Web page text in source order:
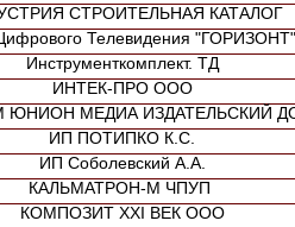
СТРОИТЕЛЬНАЯ КАТАЛОГ
Телевидения
Инструменткомплект. ТД
ИНТЕК-ПРО ООО
ЮНИОН МЕДИА ИЗДАТЕЛЬСКИЙ
ИП ПОТИПКО К.С.
ИП Соболевский А.А.
КАЛЬМАТРОН-М ЧПУП
КОМПОЗИТ XXI ВЕК ООО